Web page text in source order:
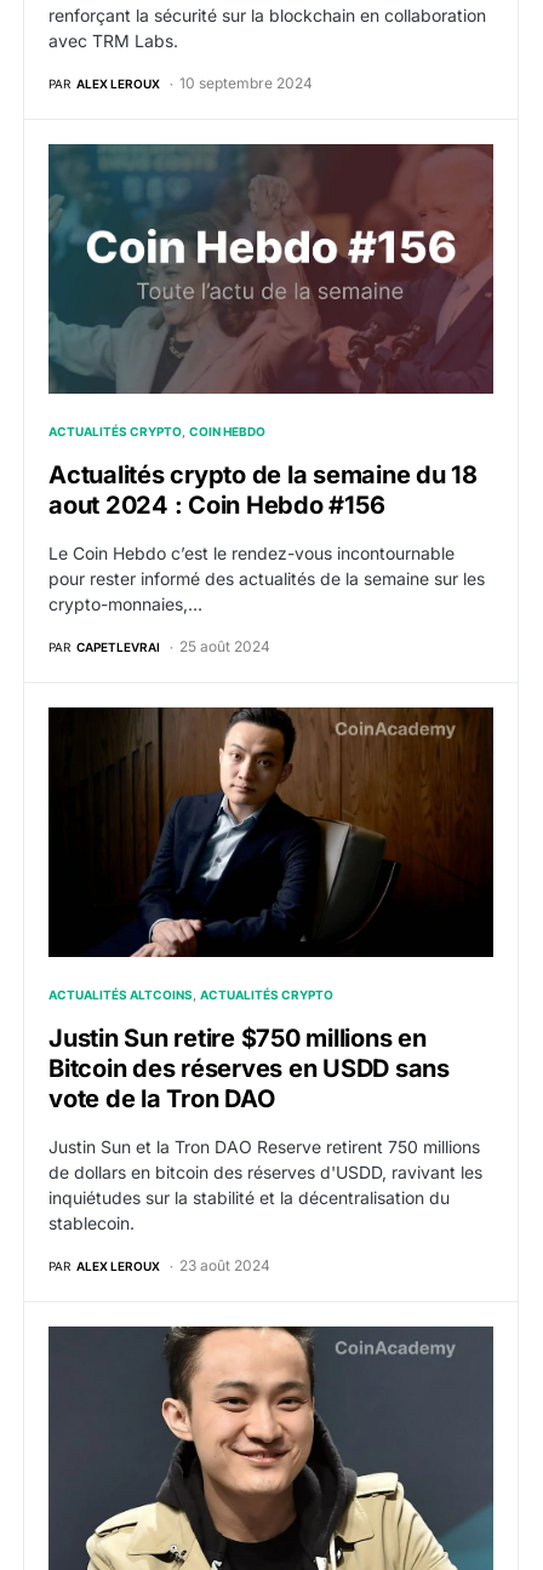
renforçant la sécurité sur la blockchain en collaboration
avec TRM Labs.
PAR ALEX LEROUX 10 septembre 2024
Actualités crypto de la semaine du 18 aout 2024 :
ACTUALITÉS CRYPTO COIN HEBDO
Actualités crypto de la semaine du 18
aout 2024 : Coin Hebdo #156
Le Coin Hebdo c’est le rendez-vous incontournable
pour rester informé des actualités de la semaine sur les
crypto-monnaies,…
PAR CAPETLEVRAI 25 août 2024
Justin Sun retire $750 millions en Bitcoin des
ACTUALITÉS ALTCOINS ACTUALITÉS CRYPTO
Justin Sun retire $750 millions en
Bitcoin des réserves en USDD sans
vote de la Tron DAO
Justin Sun et la Tron DAO Reserve retirent 750 millions
de dollars en bitcoin des réserves d'USDD, ravivant les
inquiétudes sur la stabilité et la décentralisation du
stablecoin.
PAR ALEX LEROUX 23 août 2024
TRX : Justin Sun annonce que Tron développe une